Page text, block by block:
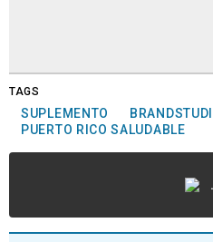
TAGS
SUPLEMENTO
PUERTO RICO SALUDABLE